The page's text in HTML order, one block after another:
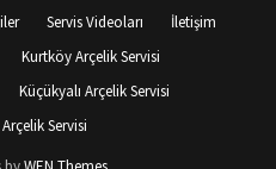
Servis Videoları
İletişim
Kurtköy Arçelik Servisi
Küçükyalı Arçelik Servisi
Servisi